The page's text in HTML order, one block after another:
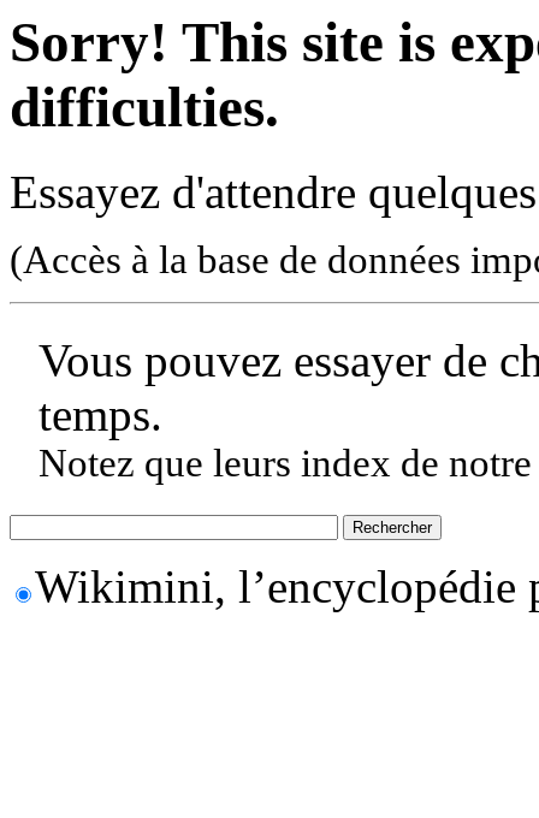
Sorry! This site is
difficulties.
Essayez d'attendre
(Accès à la base de données
Vous pouvez essayer de
temps.
Notez que leurs index de
Wikimini, l’encyclopédie